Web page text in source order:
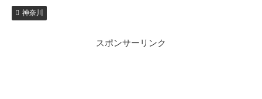
神奈川
スポンサーリンク